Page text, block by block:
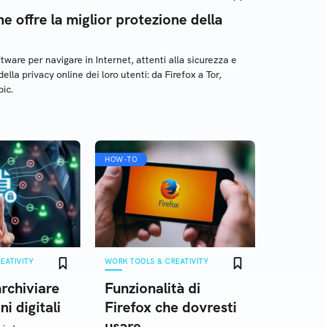
offre la miglior protezione della
per navigare in Internet, attenti alla sicurezza e
privacy online dei loro utenti: da Firefox a Tor,
digitali
HOW-TO
WORK TOOLS & CREATIVITY
Funzionalità di
Firefox che dovresti